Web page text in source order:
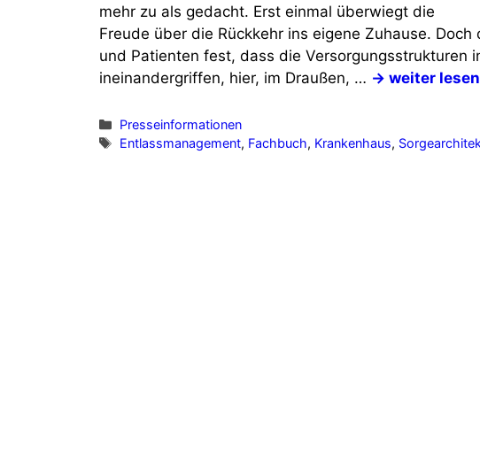
mehr zu als gedacht. Erst einmal überwiegt die
Freude über die Rückkehr ins eigene Zuhause.
und Patienten fest, dass die Versorgungsstrukturen
ineinandergriffen, hier, im Draußen, … → weiter lesen
Kategorien
Presseinformationen
Schlagwörter
Entlassmanagement, Fachbuch, Krankenhaus,